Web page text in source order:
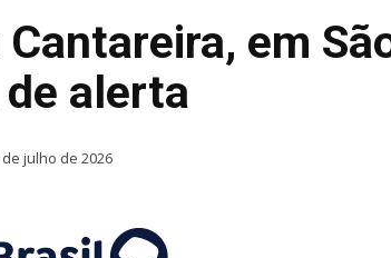
em
alerta
de julho de 2026